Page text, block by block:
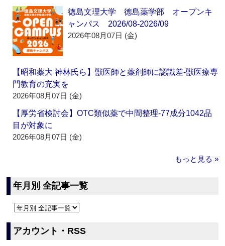
徳島文理大学 徳島薬学部 オープンキ
ャンパス 2026/08-2026/09
2026年08月07日 (金)
【昭和薬大 神林氏ら】獣医師と薬剤師に認識差‐獣医療専
門教育の充実を
2026年08月07日 (金)
【厚労省検討会】OTC類似薬で中間整理‐77成分1042品
目が対象に
2026年08月07日 (金)
もっと見る »
年月別 全記事一覧
アカウント・RSS